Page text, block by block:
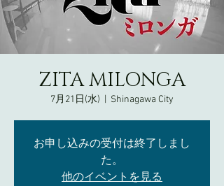
ZITA MILONGA
7月21日(水)
  |
Shinagawa City
お申し込みの受付は終了しまし
た。
他のイベントを見る